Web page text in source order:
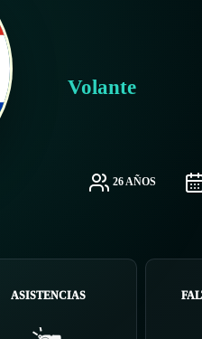
Volante
26 AÑOS
ASISTENCIAS